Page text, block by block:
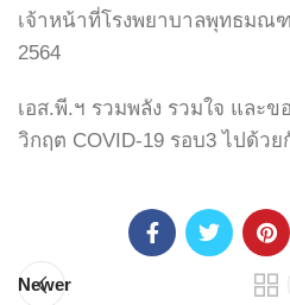
เจ้าหน้าที่โรงพยาบาลพุทธมณ
2564
เอส.พี.ฯ รวมพลัง รวมใจ และ
วิกฤต COVID-19 รอบ3 ไปด้วย
Newer